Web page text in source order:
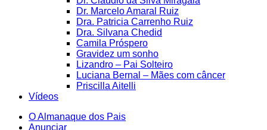
Dr. Marcelo Amaral Ruiz
Dra. Patricia Carrenho Ruiz
Dra. Silvana Chedid
Camila Próspero
Gravidez um sonho
Lizandro – Pai Solteiro
Luciana Bernal – Mães com câncer
Priscilla Aitelli
Vídeos
O Almanaque dos Pais
Anunciar